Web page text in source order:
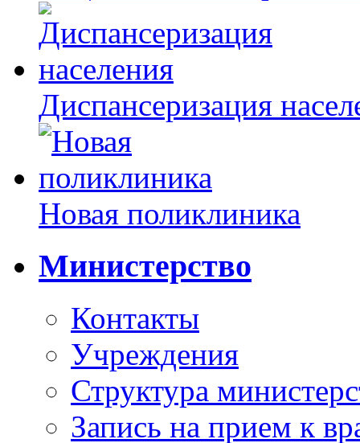
Диспансеризация
Новая поликлиника
Министерство
Контакты
Учреждения
Структура
Запись на прием к